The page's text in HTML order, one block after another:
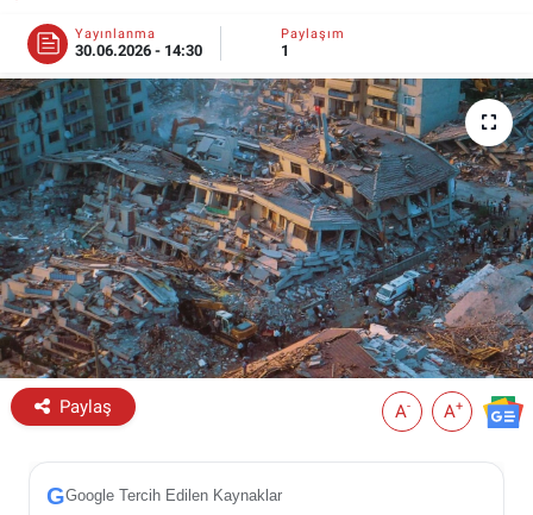
Yayınlanma
30.06.2026 - 14:30
Paylaşım
1
Paylaş A- A+
GGoogle Tercih Edilen Kaynaklar
YEMEK
ESKİŞEHİR NÖBETÇİ ECZANELER
Eskişehir Haber İçerikleri
Eskişehir Hava Durumu
Eskişehir Tramvay Saatleri
Eskişehir Otobüs Saatleri
Haber Arşivi